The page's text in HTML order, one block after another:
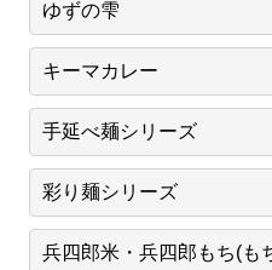
ゆずの雫
キーマカレー
手延べ麺シリーズ
彩り麺シリーズ
兵四郎米・兵四郎もち(も